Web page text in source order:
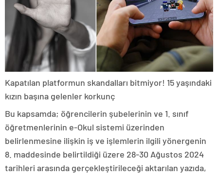
Kapatılan platformun skandalları bitmiyor! 15 yaşındaki
kızın başına gelenler korkunç
Bu kapsamda; öğrencilerin şubelerinin ve 1. sınıf
öğretmenlerinin e-Okul sistemi üzerinden
belirlenmesine ilişkin iş ve işlemlerin ilgili yönergenin
8. maddesinde belirtildiği üzere 28-30 Ağustos 2024
tarihleri arasında gerçekleştirileceği aktarılan yazıda,